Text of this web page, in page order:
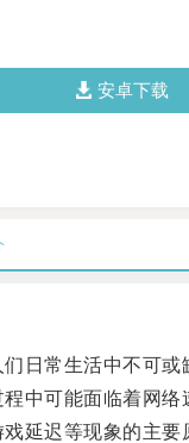
安卓下载
常生活中不可或
可能面临着网络
迟等现象的主要